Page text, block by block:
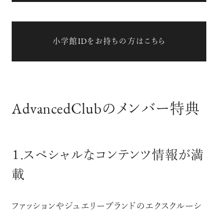
小学館IDをお持ちの方はこちら
AdvancedClubのメンバー特典
１.スペシャルなコンテンツ情報が満
載
ファッションやジュエリーブランドのエクスクルーシ